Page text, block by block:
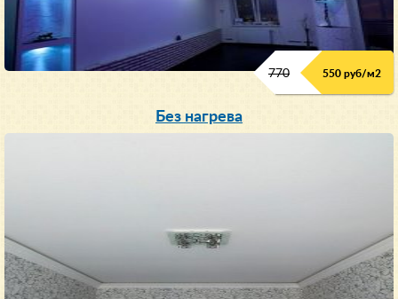
770 550 руб/м2
Без нагрева